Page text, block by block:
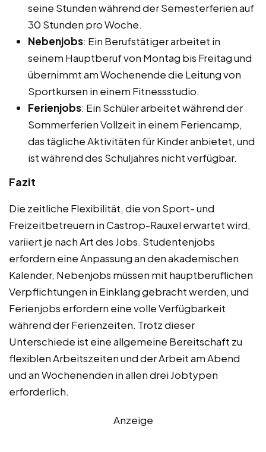
seine Stunden während der Semesterferien auf
30 Stunden pro Woche.
Nebenjobs: Ein Berufstätiger arbeitet in
seinem Hauptberuf von Montag bis Freitag und
übernimmt am Wochenende die Leitung von
Sportkursen in einem Fitnessstudio.
Ferienjobs: Ein Schüler arbeitet während der
Sommerferien Vollzeit in einem Feriencamp,
das tägliche Aktivitäten für Kinder anbietet, und
ist während des Schuljahres nicht verfügbar.
Fazit
Die zeitliche Flexibilität, die von Sport- und
Freizeitbetreuern in Castrop-Rauxel erwartet wird,
variiert je nach Art des Jobs. Studentenjobs
erfordern eine Anpassung an den akademischen
Kalender, Nebenjobs müssen mit hauptberuflichen
Verpflichtungen in Einklang gebracht werden, und
Ferienjobs erfordern eine volle Verfügbarkeit
während der Ferienzeiten. Trotz dieser
Unterschiede ist eine allgemeine Bereitschaft zu
flexiblen Arbeitszeiten und der Arbeit am Abend
und an Wochenenden in allen drei Jobtypen
erforderlich.
Anzeige